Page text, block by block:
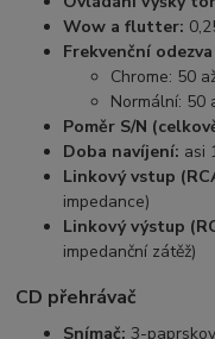
Wow a flutter:
Frekvenční
Chrome: 50
Normální: 50
Poměr S/N
Doba navíjení: asi
Linkový vstup
impedance)
Linkový výstup
impedanční zátěž)
CD přehrávač
Snímač: 3-